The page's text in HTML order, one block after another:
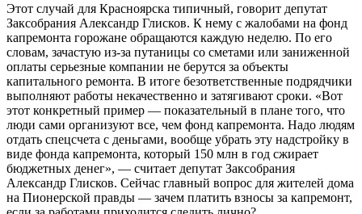
Этот случай для Красноярска типичный, говорит депутат
Заксобрания Александр Глисков. К нему с жалобами на фонд
капремонта горожане обращаются каждую неделю. По его
словам, зачастую из-за путаницы со сметами или заниженной
оплаты серьезные компании не берутся за объекты
капитального ремонта. В итоге безответственные подрядчики
выполняют работы некачественно и затягивают сроки. «Вот
этот конкретный пример — показательный в плане того, что
люди сами организуют все, чем фонд капремонта. Надо людям
отдать спецсчета с деньгами, вообще убрать эту надстройку в
виде фонда капремонта, который 150 млн в год сжирает
бюджетных денег», — считает депутат Заксобрания
Александр Глисков. Сейчас главный вопрос для жителей дома
на Пионерской правды — зачем платить взносы за капремонт,